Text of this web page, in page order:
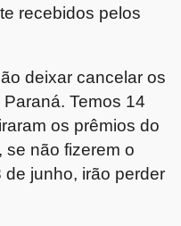
recebidos pelos
deixar cancelar os
Temos 14
os prêmios do
se não fizerem o
junho, irão perder